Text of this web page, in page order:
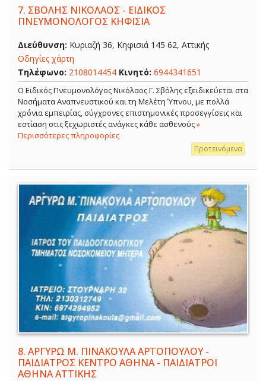
7. ΣΒΟΛΗΣ ΝΙΚΟΛΑΟΣ - ΕΙΔΙΚΟΣ
ΠΝΕΥΜΟΝΟΛΟΓΟΣ ΚΗΦΙΣΙΑ
Διεύθυνση: Κυριαζή 36, Κηφισιά 145 62, Αττικής
Οδηγίες χάρτη
Τηλέφωνο: 2108014454 Κινητό: 6944341651
O Ειδικός Πνευμονολόγος Νικόλαος Γ. Σβόλης εξειδικεύεται στα
Νοσήματα Αναπνευστικού και τη Μελέτη Ύπνου, με πολλά
χρόνια εμπειρίας, σύγχρονες επιστημονικές προσεγγίσεις και
εστίαση στις ξεχωριστές ανάγκες κάθε ασθενούς»
Περισσότερες πληροφορίες
Προτεινόμενα
8. ΑΡΓΥΡΩ Μ. ΠΙΝΑΚΟΥΛΑ ΑΡΤΟΠΟΥΛΟΥ -
ΠΑΙΔΙΑΤΡΟΣ ΚΕΝΤΡΟ ΑΘΗΝΑ - ΠΑΙΔΙΑΤΡΟΙ
ΑΘΗΝΑ ΑΤΤΙΚΗΣ